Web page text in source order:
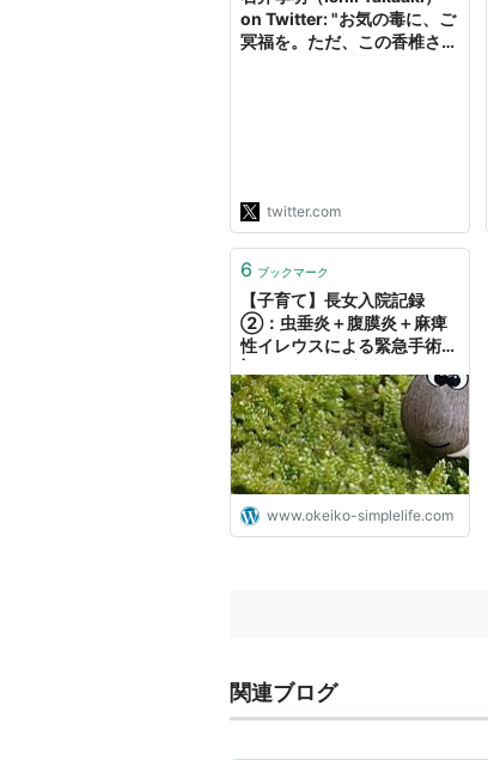
on Twitter: "お気の毒に、ご
冥福を。ただ、この香椎さん
http://t.co/RC0SkpyyYu"
twitter.com
6 ブックマーク
【子育て】長女入院記録
②：虫垂炎＋腹膜炎＋麻痺
性イレウスによる緊急手術。
ンプルライフ☆
www.okeiko-simplelife.com
関連ブログ